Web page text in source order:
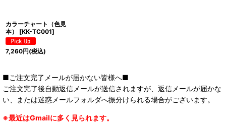
カラーチャート（色見
本）
[KK-TC001]
7,260円(税込)
■ご注文完了メールが届かない皆様へ■
ご注文完了後自動返信メールが送信されますが、返信メールが届かな
い、または迷惑メールフォルダへ振分けられる場合がございます。
※最近はGmailに多く見られます。